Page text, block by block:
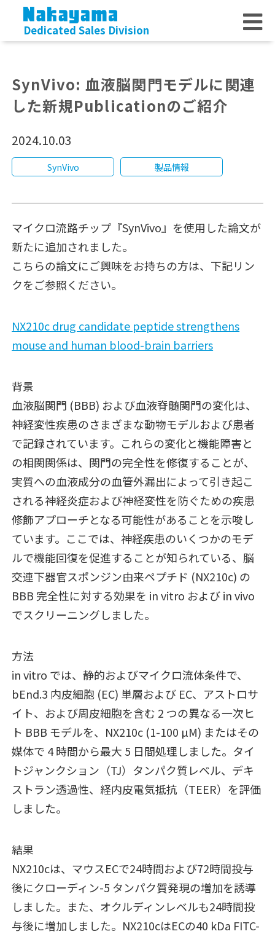
Dedicated Sales Division
SynVivo: 血液脳関門モデルに関連
した新規Publicationのご紹介
2024.10.03
SynVivo 製品情報
マイクロ流路チップ『SynVivo』を使用した論文が
新たに追加されました。
こちらの論文にご興味をお持ちの方は、下記リン
クをご参照ください。
NX210c drug candidate peptide strengthens
mouse and human blood-brain barriers
背景
血液脳関門 (BBB) および血液脊髄関門の変化は、
神経変性疾患のさまざまな動物モデルおよび患者
で記録されています。これらの変化と機能障害と
の相関関係は、関門の完全性を修復することが、
実質への血液成分の血管外漏出によって引き起こ
される神経炎症および神経変性を防ぐための疾患
修飾アプローチとなる可能性があることを示唆し
ています。ここでは、神経疾患のいくつかのモデ
ルで機能回復を促進することが知られている、脳
交連下器官スポンジン由来ペプチド (NX210c) の
BBB 完全性に対する効果を in vitro および in vivo
でスクリーニングしました。
方法
in vitro では、静的およびマイクロ流体条件で、
bEnd.3 内皮細胞 (EC) 単層および EC、アストロサ
イト、および周皮細胞を含む 2 つの異なる一次ヒ
ト BBB モデルを、NX210c (1-100 µM) またはその
媒体で 4 時間から最大 5 日間処理しました。タイ
トジャンクション（TJ）タンパク質レベル、デキ
ストラン透過性、経内皮電気抵抗（TEER）を評価
しました。
結果
NX210cは、マウスECで24時間および72時間投与
後にクローディン-5 タンパク質発現の増加を誘導
しました。また、オクルディンレベルも24時間投
与後に増加しました。NX210cはECの40 kDa FITC-